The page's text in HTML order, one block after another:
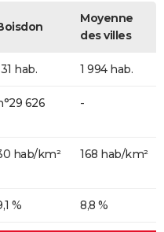
Moyenne
des villes
hab. 1 994 hab.
626 -
hab/km² 168 hab/km²
% 8,8 %